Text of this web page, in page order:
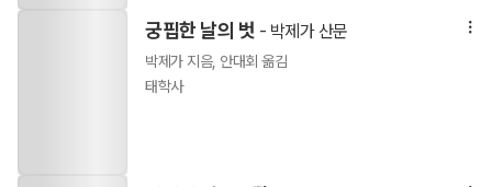
궁핍한 날의 벗 - 박제가 산문
박제가 지음, 안대회 옮김
태학사